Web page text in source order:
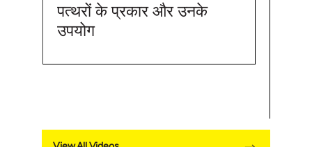
पत्थरों के प्रकार और उनके
उपयोग
https://bit.ly/3jNikvQ